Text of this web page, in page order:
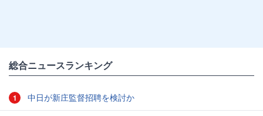
総合ニュースランキング
1 中日が新庄監督招聘を検討か